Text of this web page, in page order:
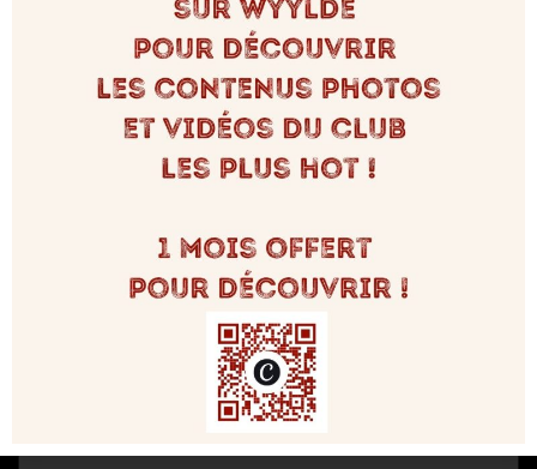
Laisser un commentaire
Votre adresse e-mail ne sera pas publiée.
obligatoires sont indiqués avec*